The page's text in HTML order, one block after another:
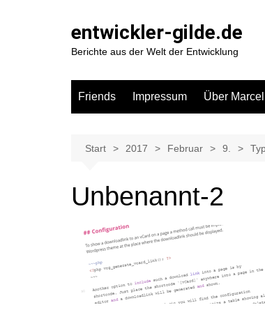
entwickler-gilde.de
Berichte aus der Welt der Entwicklung
Friends Impressum Über
Start 2017 Februar 9.
Unbenannt-2